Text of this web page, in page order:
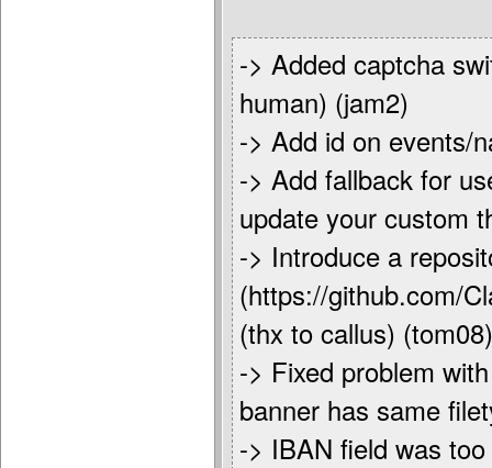
-> Added captcha
human) (jam2)
-> Add id on events/
-> Add fallback for
update your custom
-> Introduce a
(https://github.com/
(thx to callus) (tom08)
-> Fixed problem
banner has same
-> IBAN field was